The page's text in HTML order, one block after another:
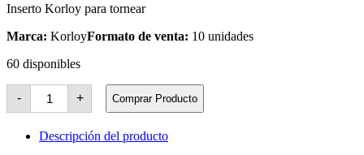
Inserto Korloy para tornear
Marca: KorloyFormato de venta: 10 unidades
60 disponibles
-
Inserto
Korloy
SNMM
120408
GH
+ Comprar Producto
Descripción del producto